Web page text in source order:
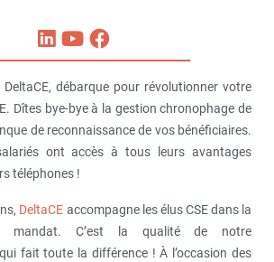
débarque pour révolutionner votre
Dîtes bye-bye à la gestion chronophage de
de reconnaissance de vos bénéficiaires.
ont accès à tous leurs avantages
téléphones !
DeltaCE accompagne les élus CSE dans la
mandat. C’est la qualité de notre
fait toute la différence ! À l’occasion des